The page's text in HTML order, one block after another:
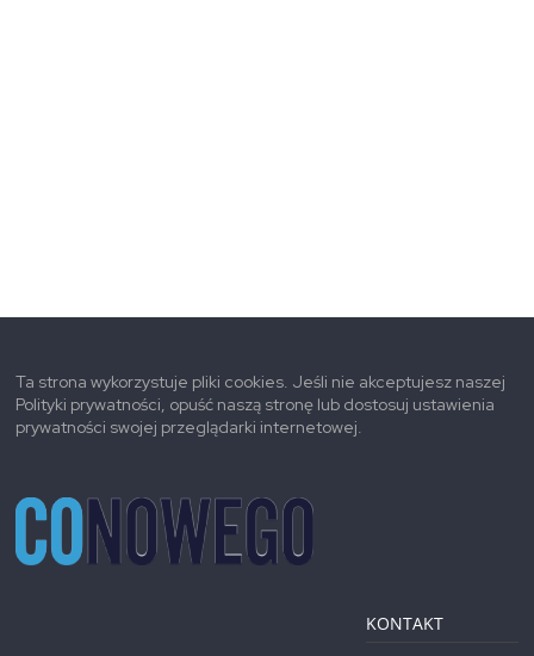
Ta strona wykorzystuje pliki cookies. Jeśli nie akceptujesz naszej
Polityki prywatności, opuść naszą stronę lub dostosuj ustawienia
prywatności swojej przeglądarki internetowej.
KONTAKT